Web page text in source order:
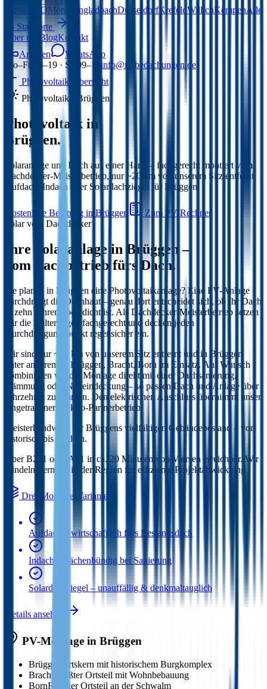
Viersen HQMönchengladbachDüsseldorfKrefeld WillichKempenAlle
15 Standorte
Über uns
BlogKontakt
Anrufen
WhatsApp
Mo–Fr 09–19 · Sa 09–15 info@rz-bedachungen.de
Photovoltaik-Übersicht
Photovoltaik ·
Brüggen
Photovoltaik in
Brüggen.
Solaranlage und Dach aus einer Hand – fachgerecht montiert vom
Dachdecker-Meisterbetrieb, nur ~20 km von unserem Sitz entfernt
Aufdach, Indach oder Solardachziegel fürBrüggen
Kostenlose Beratung in Brüggen
Zum PV-Rechner
Solar vom Dachdecker
Ihre Solaranlage in Brüggen –
vom Fachbetrieb fürs Dach.
Sie planen in Brüggen eine Photovoltaikanlage? Eine PV-Anlage
durchdringt die Dachhaut – genau dort entscheidet sich, ob Ihr Dach
in zehn Jahren noch dicht ist. Als Dachdecker-Meisterbetrieb setzen
wir die Halterungen fachgerecht und decken jeden
Durchdringungspunkt regensicher ein.
Wir sind
nur ~20 km von unserem Sitz entfernt und in Brüggen
unter anderem in Brüggen, Bracht, Born im Einsatz. Auf Wunsch
kombinieren wir die Montage direkt mit einer Dachsanierung,
Dämmung oder Neueindeckung – so passen Dach und Anlage über
Jahrzehnte zusammen. Den elektrischen Anschluss übernimmt unser
eingetragener Elektro-Partnerbetrieb.
Meisterhandwerk für Brüggens vielfältigen Gebäudebestand – von
historisch bis modern.
Über B221 oder A61 in ca. 20 Minuten von Viersen erreichbar. Wir
bündeln Termine in der Region für effiziente Projektabwicklung.
Drei Montage-Varianten
Aufdach – wirtschaftlich fürs Bestandsdach
Indach – flächenbündig bei Sanierung
Solardachziegel – unauffällig & denkmaltauglich
Details ansehen
PV-Montage in Brüggen
Brüggen
Ortskern mit historischem Burgkomplex
Bracht
Größter Ortsteil mit Wohnbebauung
BornRuhiger Ortsteil an der Schwalm